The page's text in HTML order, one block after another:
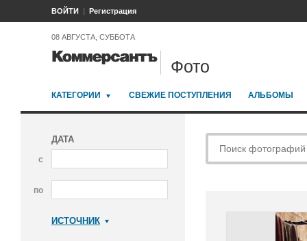
ВОЙТИ Регистрация
08 АВГУСТА, СУББОТА
Фото
КАТЕГОРИИ СВЕЖИЕ ПОСТУПЛЕНИЯ АЛЬБОМЫ
ДАТА
с
по
ИСТОЧНИК